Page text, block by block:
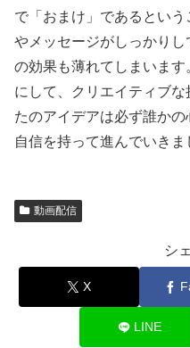
で「おまけ」であるとい
やメッセージがしっかり
の効果も薄れてしまいま
にして、クリエイティブ
たのアイデアは必ず誰かの
自信を持って進んでいきま
動画配信
シ
X
LINE